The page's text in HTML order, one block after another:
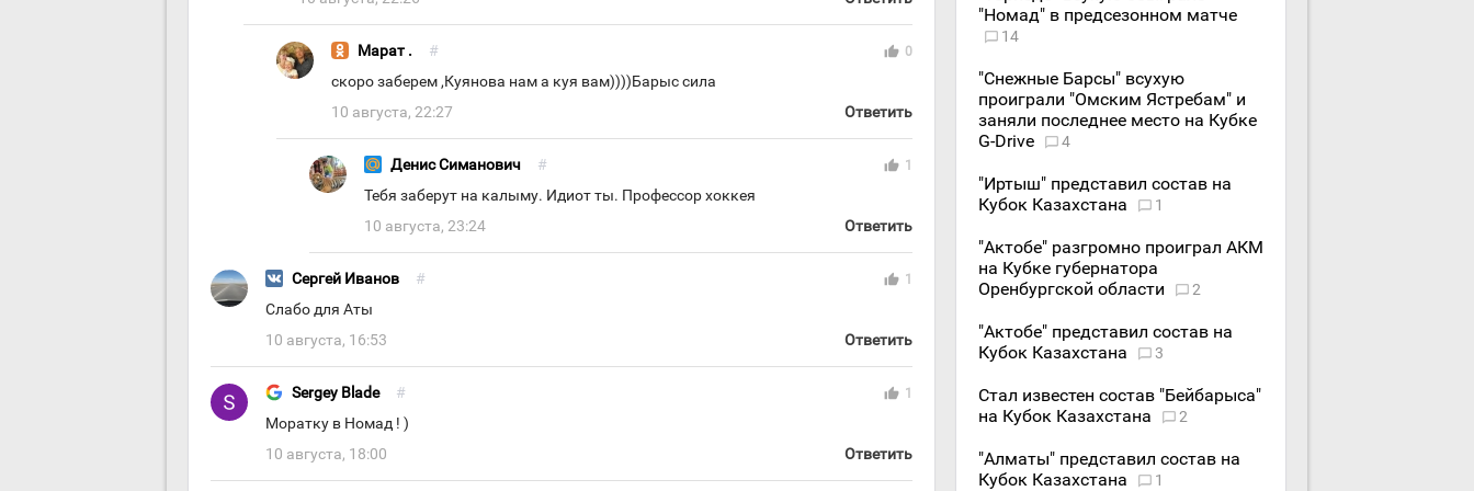
Марат . # thumb_up 0
скоро заберем ,Куянова нам а куя вам))))Барыс сила
10 августа, 22:27
Ответить
Денис Симaнович # thumb_up 1
Тебя заберут на калыму. Идиот ты. Профессор хоккея
10 августа, 23:24
Ответить
Сергей Иванов # thumb_up 1
Слабо для Аты
10 августа, 16:53
Ответить
Sergey Blade # thumb_up 1
Моратку в Номад ! )
10 августа, 18:00
Ответить
"Номад" в предсезонном матче
14
"Снежные Барсы" всухую
проиграли "Омским Ястребам" и
заняли последнее место на Кубке
G-Drive
4
"Иртыш" представил состав на
Кубок Казахстана
1
"Актобе" разгромно проиграл АКМ
на Кубке губернатора
Оренбургской области
2
"Актобе" представил состав на
Кубок Казахстана
3
Стал известен состав "Бейбарыса"
на Кубок Казахстана
2
"Алматы" представил состав на
Кубок Казахстана
1